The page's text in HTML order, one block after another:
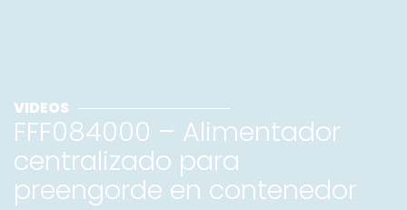
VIDEOS
FFF084000 – Alimentador
centralizado para
preengorde en contenedor